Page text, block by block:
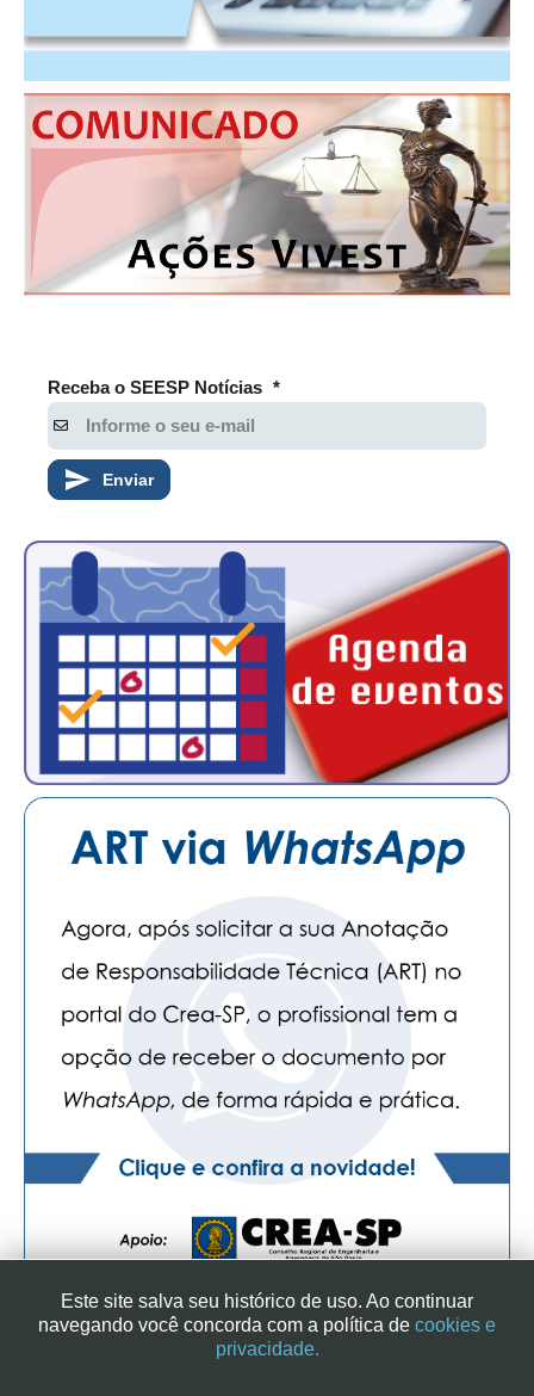
CADASTRO
ATUALIZAÇÃO CADASTRAL
NÚCLEO JOVEM
Receba o SEESP Notícias *
Enviar
SINDICATO DOS ENGENHEIROS NO ESTADO DE SÃO PAULO
Este site salva seu histórico de uso. Ao continuar
navegando você concorda com a política de cookies e
privacidade.